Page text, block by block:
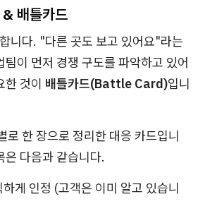
배틀카드
니다. "다른 곳도 보고 있어요"라는
팀이 먼저 경쟁 구도를 파악하고 있어
한 것이 배틀카드(Battle Card)입니
로 한 장으로 정리한 대응 카드입니
은 다음과 같습니다.
하게 인정 (고객은 이미 알고 있습니